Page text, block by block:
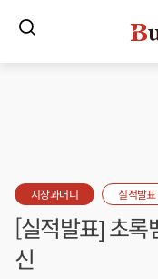
시장과머니 실적발표
[실적발표] 초록
신